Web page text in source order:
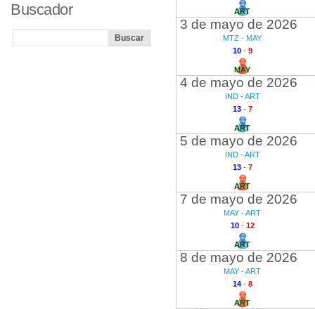
ART
3 de mayo de 2026
MTZ - MAY
10- 9
MAY
4 de mayo de 2026
IND - ART
13- 7
ART
5 de mayo de 2026
IND - ART
13- 7
ART
7 de mayo de 2026
MAY - ART
10- 12
ART
8 de mayo de 2026
MAY - ART
14- 8
ART
Buscador